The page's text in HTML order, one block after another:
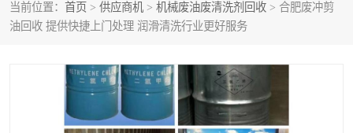
当前位置： 首页 > 供应商机 > 机械废油废清洗剂回收 > 合肥废冲剪
油回收 提供快捷上门处理 润滑清洗行业更好服务
碳氢二氯回收 回收废三四氯乙烯
回收废白电油 回收废四氯乙烯
回收废清洗剂 上门回收废清洗剂